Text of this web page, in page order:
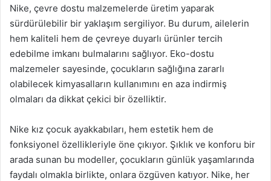
Nike, çevre dostu malzemelerde üretim yaparak
sürdürülebilir bir yaklaşım sergiliyor. Bu durum, ailelerin
hem kaliteli hem de çevreye duyarlı ürünler tercih
edebilme imkanı bulmalarını sağlıyor. Eko-dostu
malzemeler sayesinde, çocukların sağlığına zararlı
olabilecek kimyasalların kullanımını en aza indirmiş
olmaları da dikkat çekici bir özelliktir.
Nike kız çocuk ayakkabıları, hem estetik hem de
fonksiyonel özellikleriyle öne çıkıyor. Şıklık ve konforu bir
arada sunan bu modeller, çocukların günlük yaşamlarında
faydalı olmakla birlikte, onlara özgüven katıyor. Nike, her